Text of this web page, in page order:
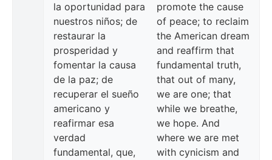
la oportunidad para
nuestros niños; de
restaurar la
prosperidad y
fomentar la causa
de la paz; de
recuperar el sueño
americano y
reafirmar esa
verdad
fundamental, que,
promote the cause
of peace; to reclaim
the American dream
and reaffirm that
fundamental truth,
that out of many,
we are one; that
while we breathe,
we hope. And
where we are met
with cynicism and